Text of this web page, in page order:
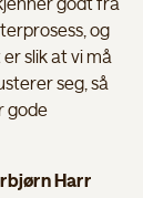
godt fra
og
slik at vi må
seg, så
gode
Harr